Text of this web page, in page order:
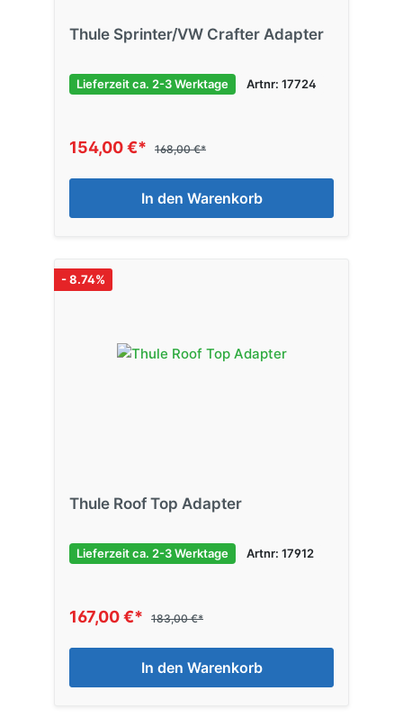
Thule Sprinter/VW Crafter Adapter
Lieferzeit ca. 2-3 Werktage Artnr: 17724
154,00 €* 168,00 €*
In den Warenkorb
- 8.74%
Thule Roof Top Adapter
Lieferzeit ca. 2-3 Werktage Artnr: 17912
167,00 €* 183,00 €*
In den Warenkorb